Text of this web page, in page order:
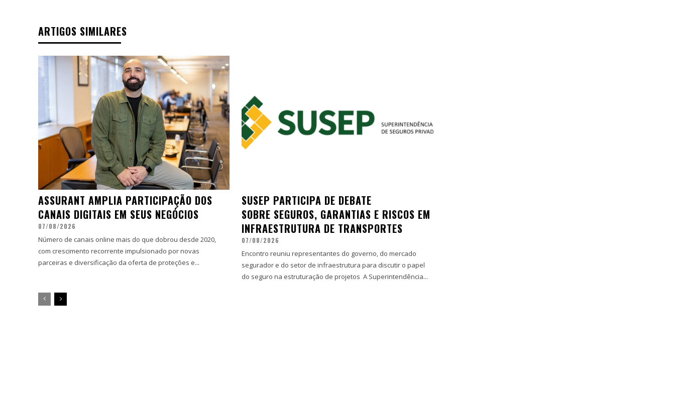
ARTIGOS SIMILARES
ASSURANT AMPLIA PARTICIPAÇÃO DOS
CANAIS DIGITAIS EM SEUS NEGÓCIOS
07/08/2026
Número de canais online mais do que dobrou desde 2020,
com crescimento recorrente impulsionado por novas
parceiras e diversificação da oferta de proteções e...
SUSEP PARTICIPA DE DEBATE
SOBRE SEGUROS, GARANTIAS E RISCOS EM
INFRAESTRUTURA DE TRANSPORTES
07/08/2026
Encontro reuniu representantes do governo, do mercado
segurador e do setor de infraestrutura para discutir o papel
do seguro na estruturação de projetos A Superintendência...